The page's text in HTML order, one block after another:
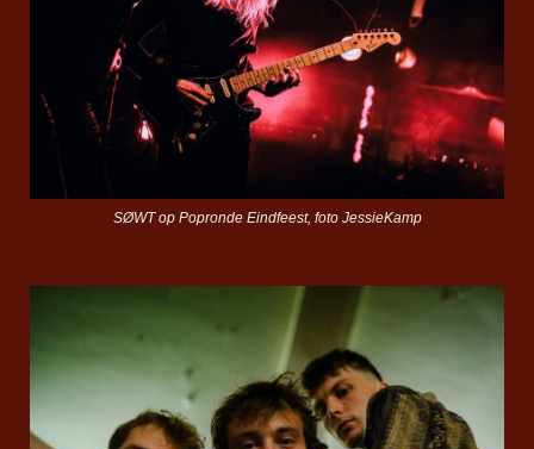
SØWT op Popronde Eindfeest, foto JessieKamp